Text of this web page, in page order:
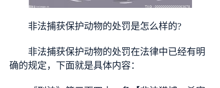
非法捕获保护动物的处罚是怎么样的?
非法捕获保护动物的处罚在法律中已经有明
确的规定，下面就是具体内容：